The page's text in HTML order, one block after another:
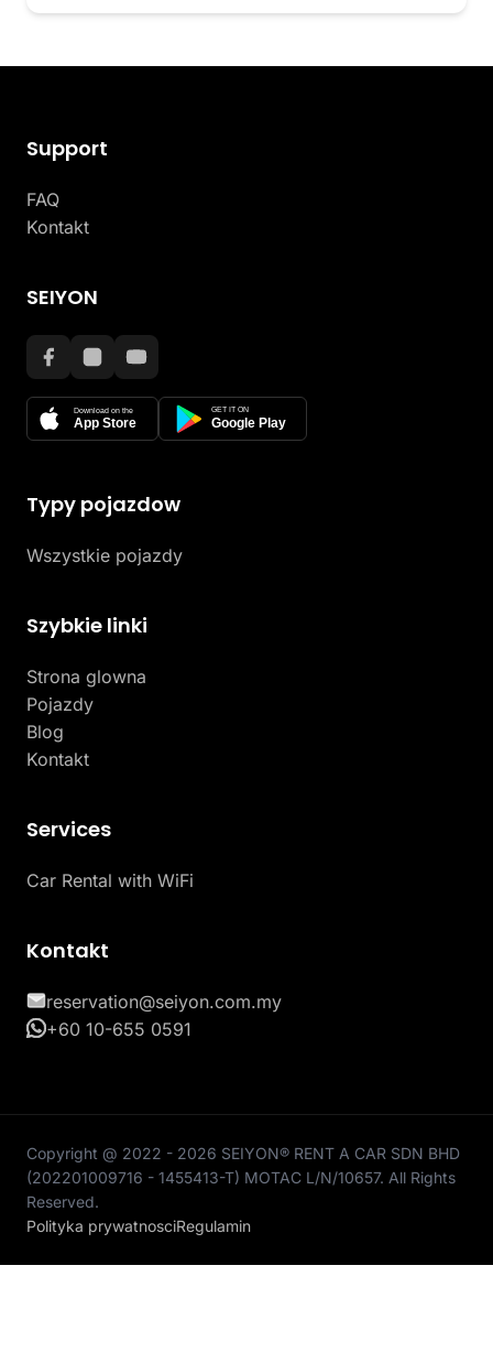
SEIYON
Download on the
App Store
GET IT ON
Google Play
Typy pojazdow
Wszystkie pojazdy
Services
Car Rental with WiFi
Szybkie linki
Strona glowna
Pojazdy
Blog
Kontakt
Support
FAQ
Kontakt
Kontakt
reservation@seiyon.com.my
+60 10-655 0591
Copyright @ 2022 - 2026 SEIYON® RENT A CAR SDN BHD
(202201009716 - 1455413-T) MOTAC L/N/10657. All Rights
Reserved.
Polityka prywatnosciRegulamin